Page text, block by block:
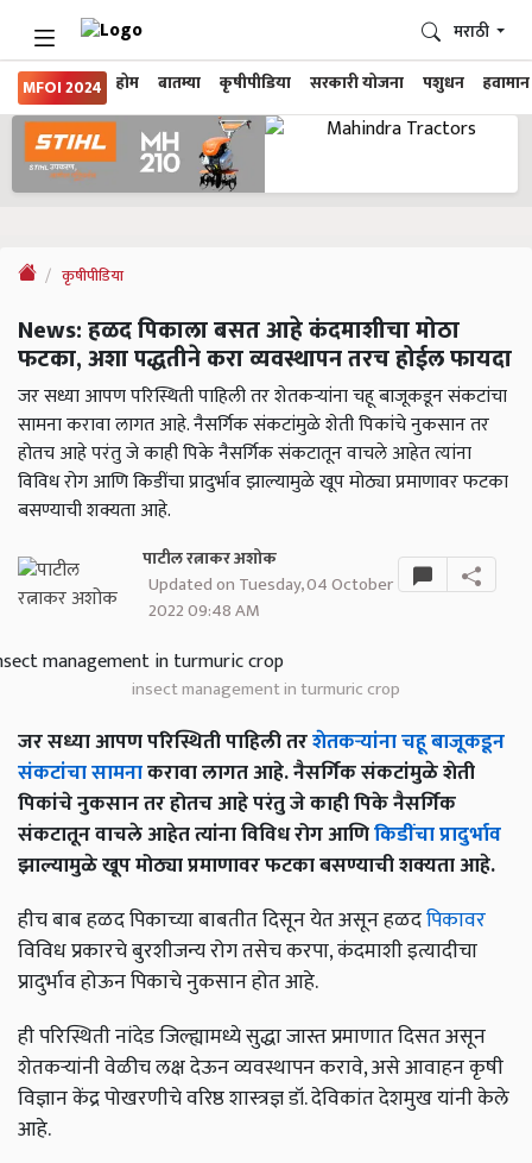
MFOI 2024 होम बातम्या कृषीपीडिया सरकारी योजना पशुधन हवामान
मराठी
कृषीपीडिया
News: हळद पिकाला बसत आहे कंदमाशीचा मोठा
फटका, अशा पद्धतीने करा व्यवस्थापन तरच होईल फायदा
जर सध्या आपण परिस्थिती पाहिली तर शेतकऱ्यांना चहू बाजूकडून संकटांचा
सामना करावा लागत आहे. नैसर्गिक संकटांमुळे शेती पिकांचे नुकसान तर
होतच आहे परंतु जे काही पिके नैसर्गिक संकटातून वाचले आहेत त्यांना
विविध रोग आणि किडींचा प्रादुर्भाव झाल्यामुळे खूप मोठ्या प्रमाणावर फटका
बसण्याची शक्यता आहे.
पाटील रत्नाकर अशोक
Updated on Tuesday, 04 October
2022 09:48 AM
insect management in turmuric crop
जर सध्या आपण परिस्थिती पाहिली तरशेतकऱ्यांना चहू बाजूकडून
संकटांचा सामनाकरावा लागत आहे. नैसर्गिक संकटांमुळे शेती
पिकांचे नुकसान तर होतच आहे परंतु जे काही पिके नैसर्गिक
संकटातून वाचले आहेत त्यांना विविध रोग आणिकिडींचा प्रादुर्भाव
झाल्यामुळे खूप मोठ्या प्रमाणावर फटका बसण्याची शक्यता आहे.
हीच बाब हळद पिकाच्या बाबतीत दिसून येत असून हळदपिकावर
विविध प्रकारचे बुरशीजन्य रोग तसेच करपा, कंदमाशी इत्यादीचा
प्रादुर्भाव होऊन पिकाचे नुकसान होत आहे.
ही परिस्थिती नांदेड जिल्ह्यामध्ये सुद्धा जास्त प्रमाणात दिसत असून
शेतकऱ्यांनी वेळीच लक्ष देऊन व्यवस्थापन करावे, असे आवाहन कृषी
विज्ञान केंद्र पोखरणीचे वरिष्ठ शास्त्रज्ञ डॉ. देविकांत देशमुख यांनी केले
आहे.